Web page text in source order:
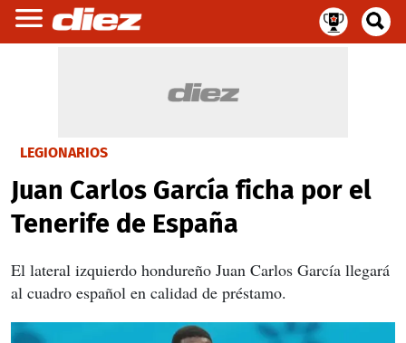
LEGIONARIOS
Juan Carlos García ficha por el
Tenerife de España
El lateral izquierdo hondureño Juan Carlos García llegará
al cuadro español en calidad de préstamo.